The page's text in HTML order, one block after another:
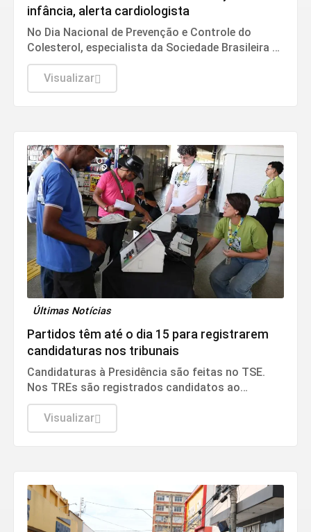
infância, alerta cardiologista
No Dia Nacional de Prevenção e Controle do
Colesterol, especialista da Sociedade Brasileira de
Cardiologia recomenda exame preventivo aos 10
anos, alimentação equilibrada e atividade física.
Também alerta para os riscos da interrupção do
Visualizar
Últimas Notícias
Partidos têm até o dia 15 para registrarem
candidaturas nos tribunais
Candidaturas à Presidência são feitas no TSE.
Nos TREs são registrados candidatos ao
governo estadual, Senado, Câmara dos
Deputados e assembleias estaduais e distrital.
Visualizar